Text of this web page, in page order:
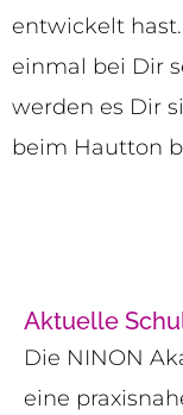
entwickelt
einmal bei Dir
werden es Dir
beim Hautton
Aktuelle
Die NINON
eine